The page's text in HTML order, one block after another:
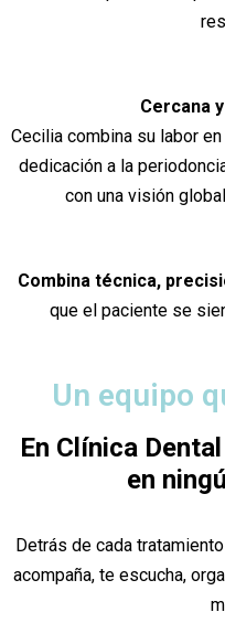
Cercana
Cecilia combina su labor
dedicación a la
con una visión
Combina técnica,
que el paciente se
Un equipo
En Clínica
en
Detrás de cada
acompaña, te escucha,